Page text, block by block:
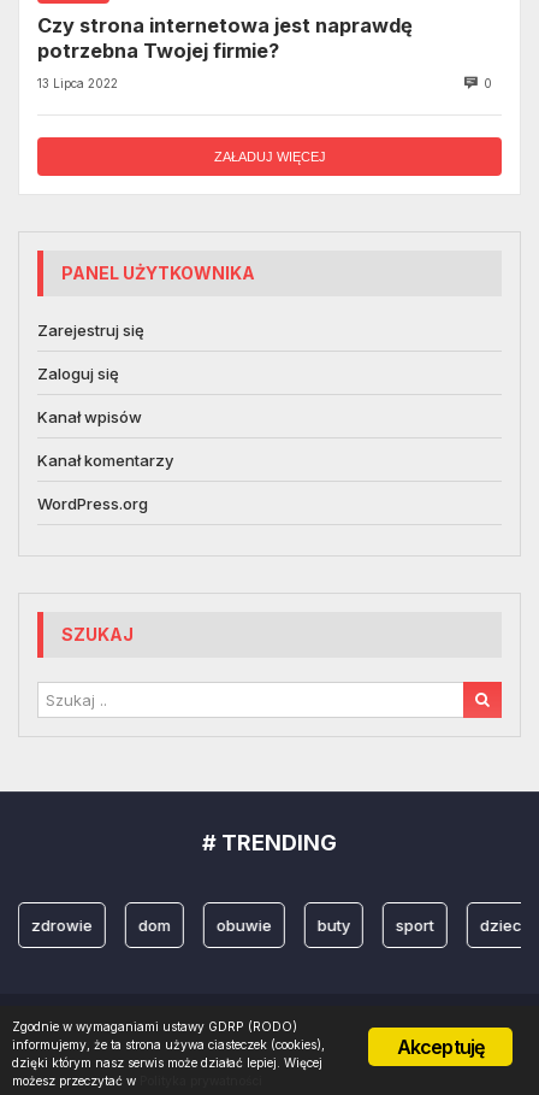
Czy strona internetowa jest naprawdę
potrzebna Twojej firmie?
13 Lipca 2022 0
ZAŁADUJ WIĘCEJ
PANEL UŻYTKOWNIKA
Zarejestruj się
Zaloguj się
Kanał wpisów
Kanał komentarzy
WordPress.org
SZUKAJ
# TRENDING
zdrowie dom obuwie buty sport dzieci
Copyright 2022 © Projektowanienazywo. Realizacja PROMOznawcy.pl
Akceptuję
Zgodnie w wymaganiami ustawy GDRP (RODO)
informujemy, że ta strona używa ciasteczek (cookies),
dzięki którym nasz serwis może działać lepiej. Więcej
możesz przeczytać w